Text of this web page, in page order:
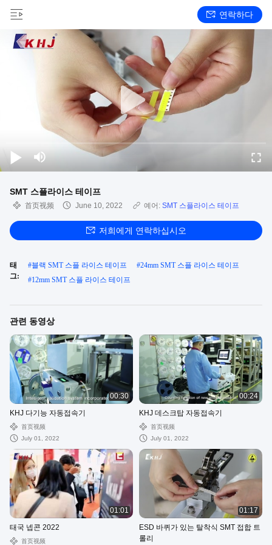
연락하다
SMT 스플라이스 테이프
首页视频 June 10, 2022 예어: SMT 스플라이스 테이프
저희에게 연락하십시오
태
그:
#블랙 SMT 스플 라이스 테이프 #24mm SMT 스플 라이스 테이프
#12mm SMT 스플 라이스 테이프
관련 동영상
00:30
KHJ 다기능 자동접속기
首页视频
July 01, 2022
00:24
KHJ 데스크탑 자동접속기
首页视频
July 01, 2022
01:01
태국 넵콘 2022
首页视频
01:17
ESD 바퀴가 있는 탈착식 SMT 접합 트
롤리